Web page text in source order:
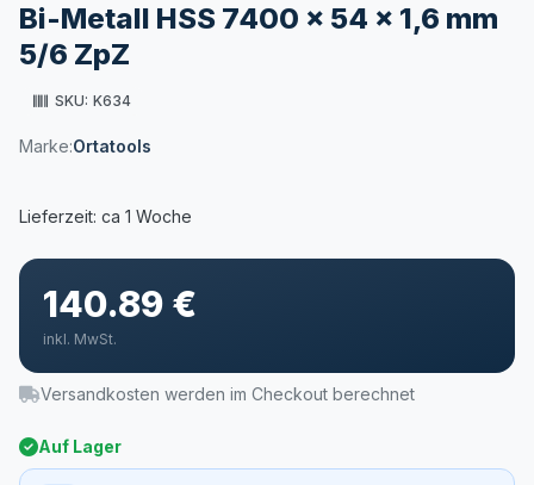
Bi-Metall HSS 7400 x 54 x 1,6 mm
5/6 ZpZ
SKU: K634
Marke:Ortatools
140.89 €
inkl. MwSt.
Versandkosten werden im Checkout berechnet
Auf Lager